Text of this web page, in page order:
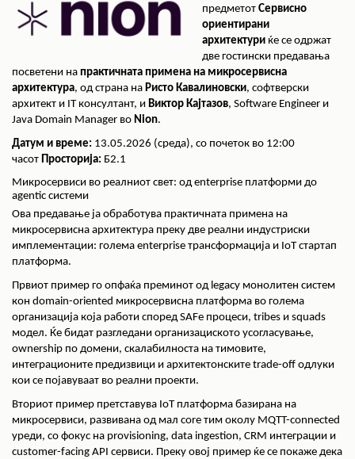
предметот Сервисно
ориентирани
архитектури ќе се одржат
две гостински предавања
посветени на практичната примена на микросервисна
архитектура, од страна на Ристо Кавалиновски, софтверски
архитект и IT консултант, и Виктор Кајтазов, Software Engineer и
Java Domain Manager во Nion.
Датум и време: 13.05.2026 (среда), со почеток во 12:00
часот Просторија: Б2.1
Микросервиси во реалниот свет: од enterprise платформи до
agentic системи
Ова предавање ја обработува практичната примена на
микросервисна архитектура преку две реални индустриски
имплементации: голема enterprise трансформација и IoT стартап
платформа.
Првиот пример го опфаќа преминот од legacy монолитен систем
кон domain-oriented микросервисна платформа во голема
организација која работи според SAFe процеси, tribes и squads
модел. Ќе бидат разгледани организациското усогласување,
ownership по домени, скалабилноста на тимовите,
интеграционите предизвици и архитектонските trade-off одлуки
кои се појавуваат во реални проекти.
Вториот пример претставува IoT платформа базирана на
микросервиси, развивана од мал core тим околу MQTT-connected
уреди, со фокус на provisioning, data ingestion, CRM интеграции и
customer-facing API сервиси. Преку овој пример ќе се покаже дека